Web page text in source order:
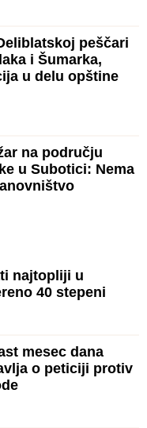
peščari
i Šumarka,
u delu opštine
na području
u Subotici: Nema
najtopliji u
40 stepeni
mesec dana
o peticiji protiv